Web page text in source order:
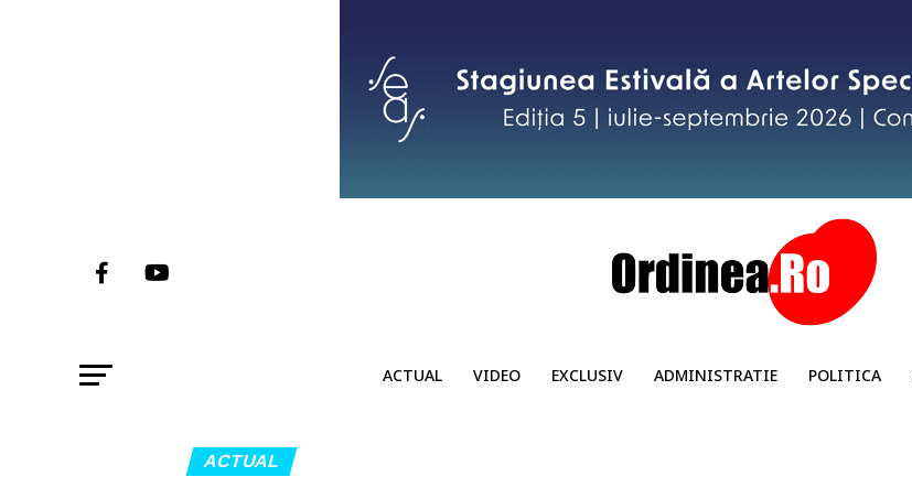
ACTUAL VIDEO EXCLUSIV ADMINISTRATIE POLITICA
ACTUAL